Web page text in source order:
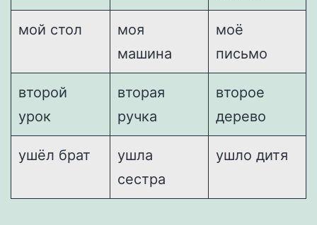
мой стол
моя
машина
моё
письмо
второй
урок
вторая
ручка
второе
дерево
ушёл брат
ушла
сестра
ушло дитя